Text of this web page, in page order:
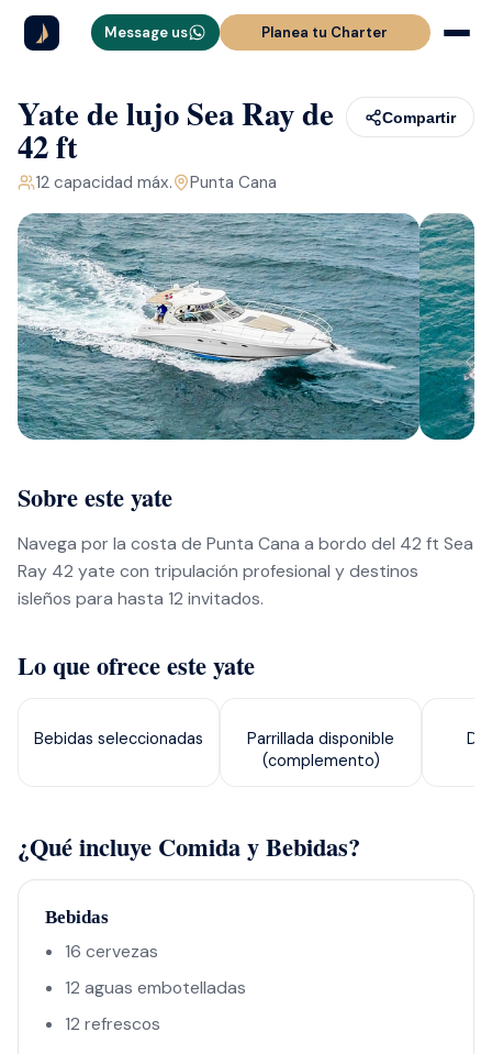
Message us Planea tu Charter
Yate de lujo Sea Ray de
42 ft
12 capacidad máx. Punta Cana
Compartir
Sobre este yate
Navega por la costa de Punta Cana a bordo del 42 ft Sea
Ray 42 yate con tripulación profesional y destinos
isleños para hasta 12 invitados.
Lo que ofrece este yate
Bebidas seleccionadas
Parrillada disponible
(complemento)
¿Qué incluye Comida y Bebidas?
Bebidas
16 cervezas
12 aguas embotelladas
12 refrescos